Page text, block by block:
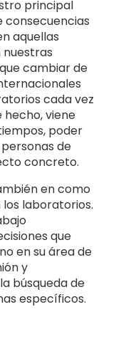
principal
consecuencias
aquellas
cambiar de
cada vez
hecho, viene
poder
de
concreto.
en como
laboratorios.
que
en su área de
y
búsqueda de
específicos.